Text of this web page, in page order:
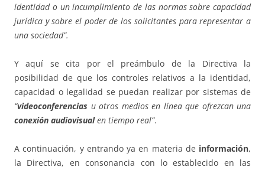
identidad o un incumplimiento de las normas sobre capacidad
jurídica y sobre el poder de los solicitantes para representar a
una sociedad”.
Y aquí se cita por el preámbulo de la Directiva la
posibilidad de que los controles relativos a la identidad,
capacidad o legalidad se puedan realizar por sistemas de
“videoconferencias u otros medios en línea que ofrezcan una
conexión audiovisualen tiempo real”.
A continuación, y entrando ya en materia de información,
la Directiva, en consonancia con lo establecido en las